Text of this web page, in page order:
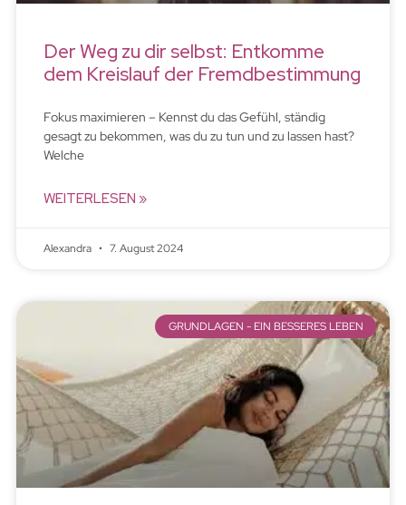
Der Weg zu dir selbst: Entkomme
dem Kreislauf der Fremdbestimmung
Fokus maximieren – Kennst du das Gefühl, ständig
gesagt zu bekommen, was du zu tun und zu lassen hast?
Welche
WEITERLESEN »
Alexandra 7. August 2024
GRUNDLAGEN - EIN BESSERES LEBEN